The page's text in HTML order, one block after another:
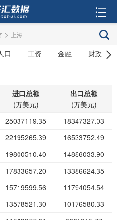
> 上海
口 工资 金融 财政
进口总额
(万美元)
出口总额
(万美元)
25037119.35
18347327.03
22195265.39
16533752.49
19800510.40
14886033.90
17833657.20
13386624.35
15719599.56
11794054.54
13578521.30
10176580.33